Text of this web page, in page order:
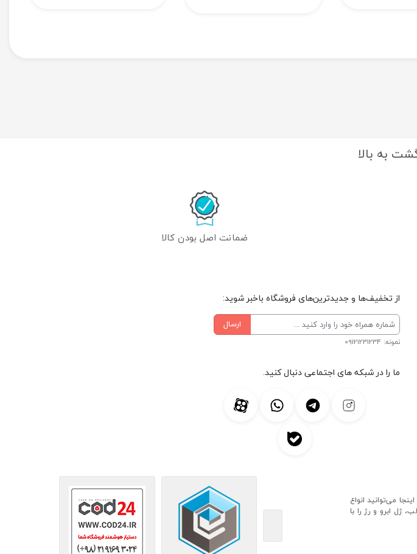
به بالا
ضمانت اصل بودن کالا
از تخفیف‌ها و جدیدترین‌های فروشگاه باخبر شوید:
ارسال
نمونه: 09121231234
ما را در شبکه های اجتماعی دنبال کنید.
می‌توانید انواع
ژل ابرو و رژ را با